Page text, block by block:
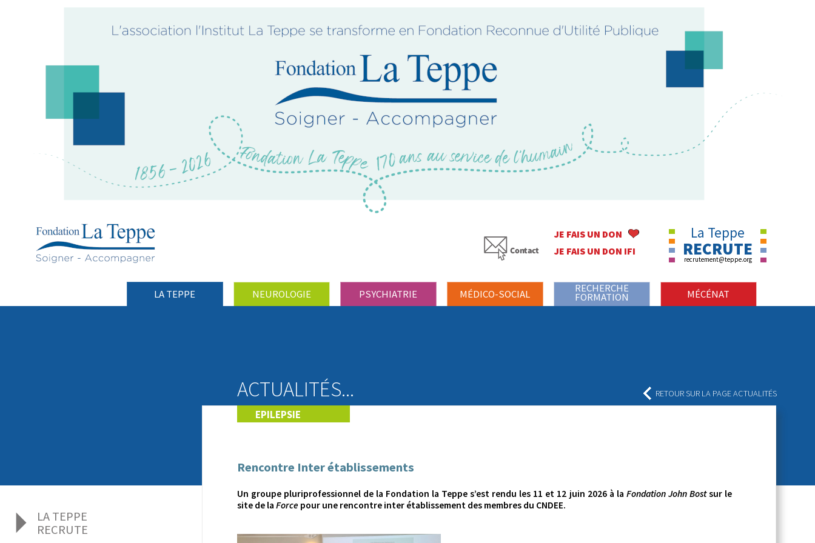
JE FAIS UN DON
JE FAIS UN DON IFI
La Teppe
RECRUTE
recrutement@teppe.org
LA TEPPE NEUROLOGIE PSYCHIATRIE MÉDICO-SOCIAL RECHERCHE
FORMATION MÉCÉNAT
LA TEPPE
RECRUTE
ACTUALITÉS... RETOUR SUR LA PAGE ACTUALITÉS
EPILEPSIE
Rencontre Inter établissements
Un groupe pluriprofessionnel de la Fondation la Teppe s’est rendu les 11 et 12 juin 2026 à la Fondation John Bostsur le
site de la Force pour une rencontre inter établissement des membres du CNDEE.